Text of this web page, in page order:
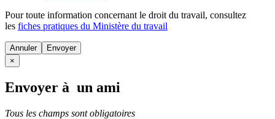
Pour toute information concernant le droit du travail, consultez
les fiches pratiques du Ministère du travail
Annuler
×
Envoyer à un ami
Tous les champs sont obligatoires